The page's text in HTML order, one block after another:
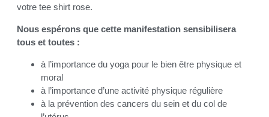
votre tee shirt rose.
Nous espérons que cette manifestation sensibilisera
tous et toutes :
à l’importance du yoga pour le bien être physique et
moral
à l’importance d’une activité physique régulière
à la prévention des cancers du sein et du col de